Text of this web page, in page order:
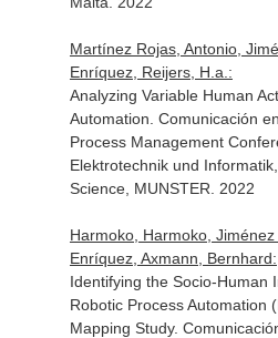
Martínez Rojas, Antonio,
Enríquez, Reijers, H.a.:
Analyzing Variable Human
Automation. Comunicación
Process Management
Elektrotechnik und
Science, MUNSTER. 2022
Harmoko, Harmoko,
Enríquez, Axmann, Bernhard:
Identifying the Socio-Human
Robotic Process Automation
Mapping Study.